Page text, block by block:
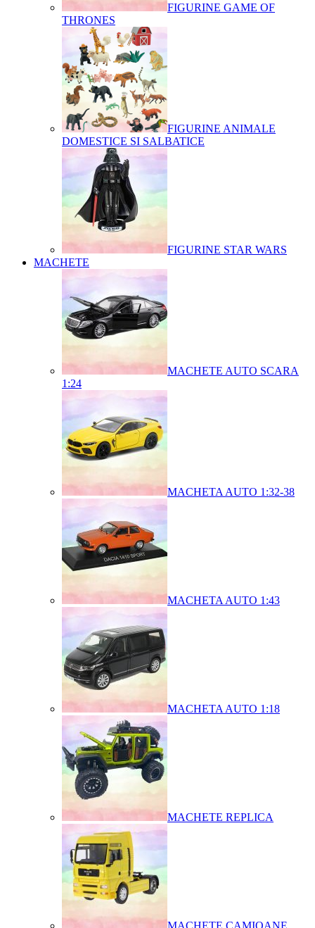
FIGURINE GAME OF
THRONES
FIGURINE ANIMALE
DOMESTICE SI SALBATICE
FIGURINE STAR WARS
MACHETE
MACHETE AUTO SCARA
1:24
MACHETA AUTO 1:32-38
MACHETA AUTO 1:43
MACHETA AUTO 1:18
MACHETE REPLICA
MACHETE CAMIOANE